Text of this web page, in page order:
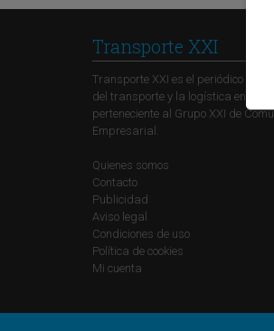
Transporte XXI
Transporte XXI es el periódico de
del transporte y la logística en
perteneciente al Grupo XXI de
Empresarial.
Quienes somos
Contacto
Publicidad
Aviso legal
Condiciones de uso
Política de cookies
Mi cuenta